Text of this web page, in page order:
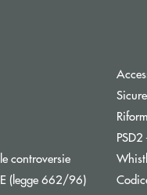
controversieApre una
(legge 662/96)Apre una